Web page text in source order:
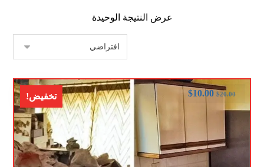
عرض النتيجة الوحيدة
تخفيض! $20.00
$10.00